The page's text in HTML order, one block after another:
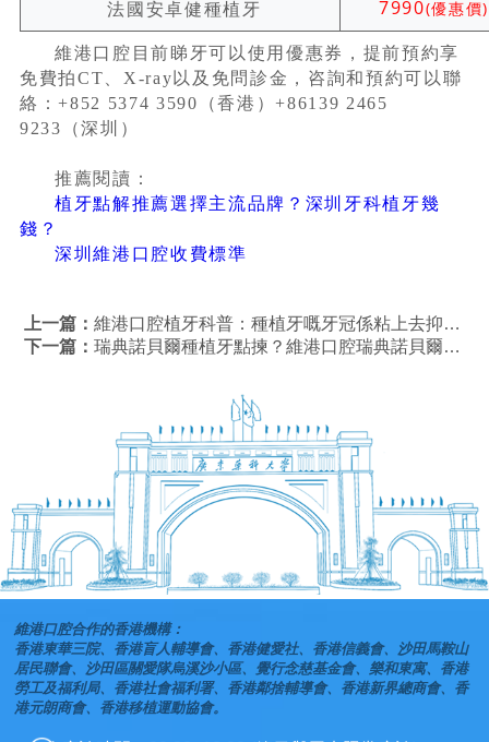
法國安卓健種植牙 7990(優惠價)
維港口腔目前睇牙可以使用優惠券，提前預約享
免費拍CT、X-ray以及免問診金，咨詢和預約可以聯
絡：+852 5374 3590（香港）+86139 2465
9233（深圳）
推薦閱讀：
植牙點解推薦選擇主流品牌？深圳牙科植牙幾
錢？
深圳維港口腔收費標準
上一篇：維港口腔植牙科普：種植牙嘅牙冠係粘上去抑或係擰上去嘅咧？
下一篇：瑞典諾貝爾種植牙點揀？維港口腔瑞典諾貝爾種植牙幾錢？
維港口腔合作的香港機構：
香港東華三院、香港盲人輔導會、香港健愛社、香港信義會、沙田馬鞍山
居民聯會、沙田區關愛隊烏溪沙小區、覺行念慈基金會、樂和東寓、香港
勞工及福利局、香港社會福利署、香港鄰捨輔導會、香港新界總商會、香
港元朗商會、香港移植運動協會。